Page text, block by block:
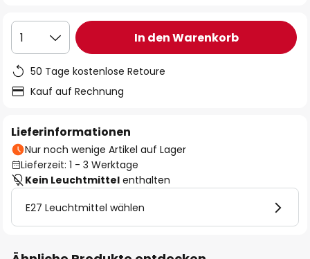
1 In den Warenkorb
50 Tage kostenlose Retoure
Kauf auf Rechnung
Lieferinformationen
Nur noch wenige Artikel auf Lager
Lieferzeit: 1 - 3 Werktage
Kein Leuchtmittel enthalten
E27 Leuchtmittel wählen